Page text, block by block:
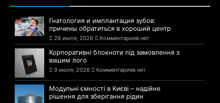
Гнатология и имплантация зубов:
причины обратиться в хороший центр
28 июля, 2026 Комментариев нет
Корпоративні блокноти під замовлення з
вашим лого
9 июля, 2026 Комментариев нет
Модульні ємності в Києві – надійне
рішення для зберігання рідин